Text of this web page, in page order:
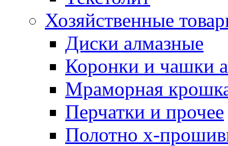
Хозяйственные
Диски алмазные
Коронки и чашки
Мраморная
Перчатки и прочее
Полотно х-